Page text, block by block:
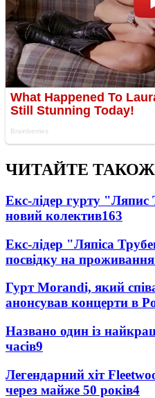
ЧИТАЙТЕ ТАКОЖ
Екс-лідер гурту
новий колектив163
Екс-лідер "Ляпіса
посвідку на проживання
Гурт Morandi, який
анонсував концерти в
Названо один із
часів9
Легендарний хіт
через майже 50 років4